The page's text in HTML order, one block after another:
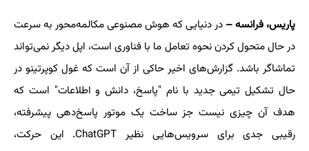
پاریس، فرانسه – در دنیایی که هوش مصنوعی مکالمه‌محور به سرعت
در حال متحول کردن نحوه تعامل ما با فناوری است، اپل دیگر نمی‌تواند
تماشاگر باشد. گزارش‌های اخیر حاکی از آن است که غول کوپرتینو در
حال تشکیل تیمی جدید با نام "پاسخ، دانش و اطلاعات" است که
هدف آن چیزی نیست جز ساخت یک موتور پاسخ‌دهی پیشرفته،
رقیبی جدی برای سرویس‌هایی نظیر ChatGPT. این حرکت،